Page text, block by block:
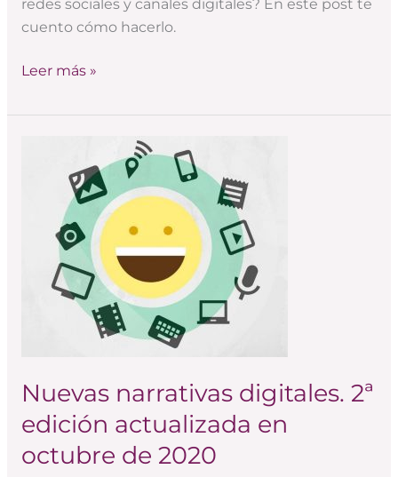
redes sociales y canales digitales? En este post te
cuento cómo hacerlo.
Leer más »
Nuevas narrativas digitales. 2ª
edición actualizada en
octubre de 2020
narrativas
digitales.
edición
actualizada